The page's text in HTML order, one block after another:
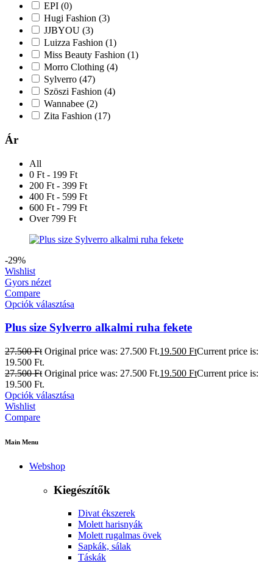
EPI (0)
Hugi Fashion (3)
JJBYOU (3)
Luizza Fashion (1)
Miss Beauty Fashion (1)
Morro Clothing (4)
Sylverro (47)
Szöszi Fashion (4)
Wannabee (2)
Zita Fashion (17)
Ár
All
0 Ft - 199 Ft
200 Ft - 399 Ft
400 Ft - 599 Ft
600 Ft - 799 Ft
Over 799 Ft
-29%
Wishlist
Gyors nézet
Compare
Opciók választása
Plus size Sylverro alkalmi ruha fekete
27.500Ft Original price was: 27.500 Ft.19.500 FtCurrent price is:
19.500 Ft.
27.500Ft Original price was: 27.500 Ft.19.500 FtCurrent price is:
19.500 Ft.
Opciók választása
Wishlist
Compare
Main Menu
Webshop
Kiegészítők
Divat ékszerek
Molett harisnyák
Molett rugalmas övek
Sapkák, sálak
Táskák